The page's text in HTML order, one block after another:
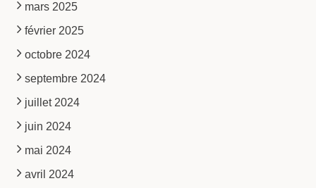
mars 2025
février 2025
octobre 2024
septembre 2024
juillet 2024
juin 2024
mai 2024
avril 2024